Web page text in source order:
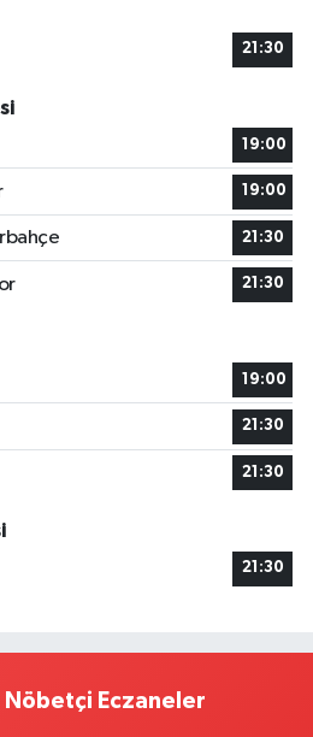
21:30
19:00
19:00
21:30
21:30
19:00
21:30
21:30
21:30
Eczaneler